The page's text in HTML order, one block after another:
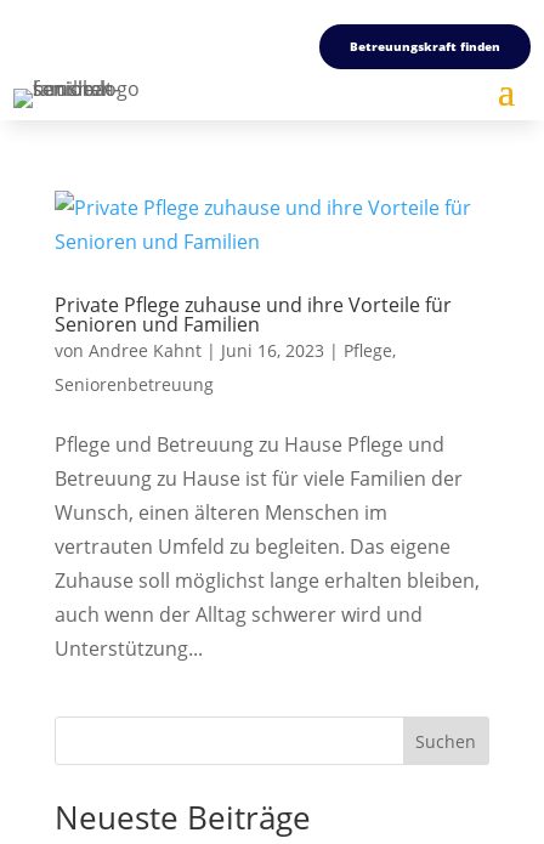
Betreuungskraft finden
Private Pflege zuhause und ihre Vorteile für
Senioren und Familien
von Andree Kahnt| Juni 16, 2023 | Pflege,
Seniorenbetreuung
Pflege und Betreuung zu Hause Pflege und
Betreuung zu Hause ist für viele Familien der
Wunsch, einen älteren Menschen im
vertrauten Umfeld zu begleiten. Das eigene
Zuhause soll möglichst lange erhalten bleiben,
auch wenn der Alltag schwerer wird und
Unterstützung...
Suchen
Neueste Beiträge